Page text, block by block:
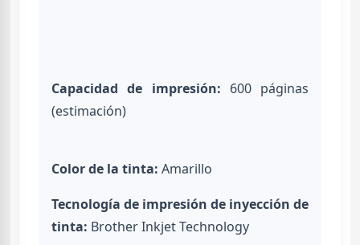
Capacidad de impresión: 600 páginas
(estimación)
Color de la tinta: Amarillo
Tecnología de impresión de inyección de
tinta: Brother Inkjet Technology